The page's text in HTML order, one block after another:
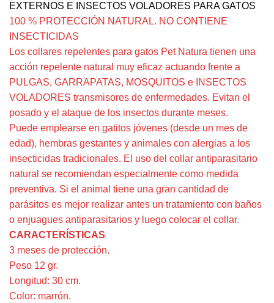
EXTERNOS E INSECTOS VOLADORES PARA GATOS
100 % PROTECCIÓN NATURAL. NO CONTIENE
INSECTICIDAS
Los collares repelentes para gatos Pet Natura tienen una
acción repelente natural muy eficaz actuando frente a
PULGAS, GARRAPATAS, MOSQUITOS e INSECTOS
VOLADORES transmisores de enfermedades. Evitan el
posado y el ataque de los insectos durante meses.
Puede emplearse en gatitos jóvenes (desde un mes de
edad), hembras gestantes y animales con alergias a los
insecticidas tradicionales. El uso del collar antiparasitario
natural se recomiendan especialmente como medida
preventiva. Si el animal tiene una gran cantidad de
parásitos es mejor realizar antes un tratamiento con baños
o enjuagues antiparasitarios y luego colocar el collar.
CARACTERÍSTICAS
3 meses de protección.
Peso 12 gr.
Longitud: 30 cm.
Color: marrón.